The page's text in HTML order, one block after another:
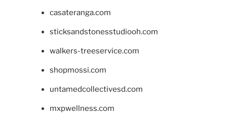
casateranga.com
sticksandstonesstudiooh.com
walkers-treeservice.com
shopmossi.com
untamedcollectivesd.com
mxpwellness.com